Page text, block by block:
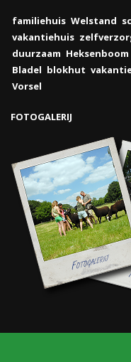
familiehuis Welstand
vakantiehuis
duurzaam Heksenboom
Bladel blokhut
Vorsel
FOTOGALERIJ